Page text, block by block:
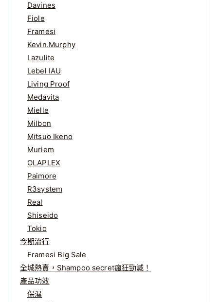
Davines
Fiole
Framesi
Kevin.Murphy
Lazulite
Lebel IAU
Living Proof
Medavita
Mielle
Milbon
Mitsuo Ikeno
Muriem
OLAPLEX
Paimore
R3system
Real
Shiseido
Tokio
今期流行
Framesi Big Sale
全城熱賣，Shampoo secret瘋狂勁減！
產品功效
保濕